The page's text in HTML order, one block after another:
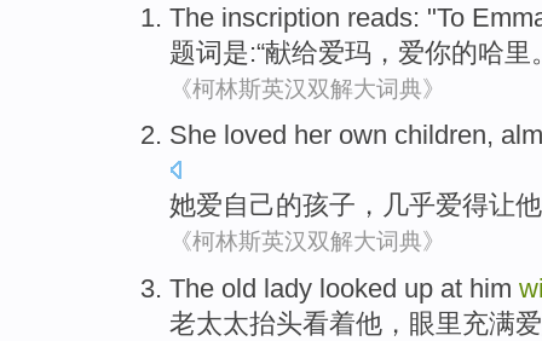
The inscription reads: "To
题词是:“献给爱玛， 爱你的哈里
《柯林斯英汉双解大词典》
She loved her own children,
她爱自己的孩子 ， 几乎爱得让
《柯林斯英汉双解大词典》
The old lady looked up at him
老太太抬头看着他 ， 眼里充满